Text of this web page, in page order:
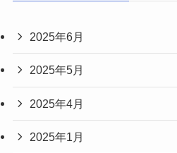
2025年6月
2025年5月
2025年4月
2025年1月